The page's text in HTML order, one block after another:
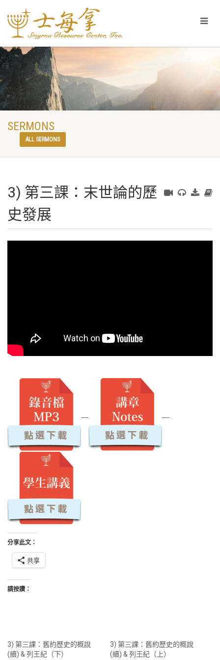
SERMONS
ALL SERMONS
3) 第三課：末世論的歷
史發展
分享此文：
共享
請按讚：
3) 第三課：舊約歷史的概說
(續) & 列王紀（下）
3) 第三課：舊約歷史的概說
(續) & 列王紀（上）